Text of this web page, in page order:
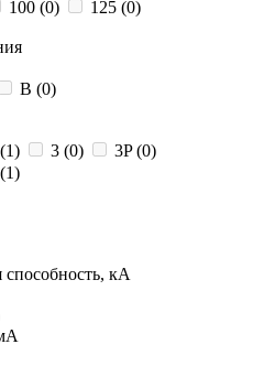
100 (0) 125 (0)
В (0)
1) 3 (0) 3P (0)
1)
кА